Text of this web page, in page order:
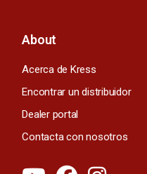
About
Acerca de Kress
Encontrar un distribuidor
Dealer portal
Contacta con nosotros